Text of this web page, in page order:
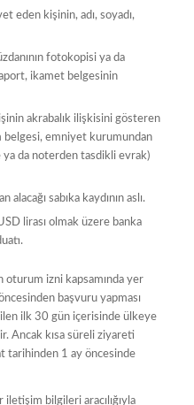
eden kişinin, adı, soyadı,
fotokopisi ya da
ikamet belgesinin
akrabalık ilişkisini gösteren
belgesi, emniyet kurumundan
ya da noterden tasdikli evrak)
sabıka kaydının aslı.
lirası olmak üzere banka
oturum izni kapsamında yer
başvuru yapması
ilk 30 gün içerisinde ülkeye
Ancak kısa süreli ziyareti
tarihinden 1 ay öncesinde
iletişim bilgileri aracılığıyla